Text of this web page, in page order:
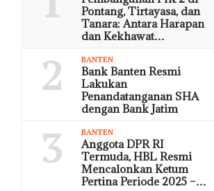
Pontang, Tirtayasa, dan
Tanara: Antara Harapan
dan Kekhawat…
2 BANTEN
Bank Banten Resmi
Lakukan
Penandatanganan SHA
dengan Bank Jatim
3 BANTEN
Anggota DPR RI
Termuda, HBL Resmi
Mencalonkan Ketum
Pertina Periode 2025 –…